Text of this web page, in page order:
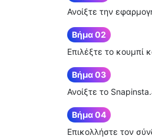
Ανοίξτε την
Βήμα 02
Επιλέξτε το κουμπί
Βήμα 03
Ανοίξτε το
Βήμα 04
Επικολλήστε τον